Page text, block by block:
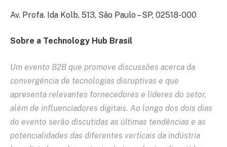
Av. Profa. Ida Kolb, 513, São Paulo – SP, 02518-000
Sobre a Technology Hub Brasil
Um evento B2B que promove discussões acerca da
convergência de tecnologias disruptivas e que
apresenta relevantes fornecedores e líderes do setor,
além de influenciadores digitais. Ao longo dos dois dias
do evento serão discutidas as últimas tendências e as
potencialidades das diferentes verticais da indústria